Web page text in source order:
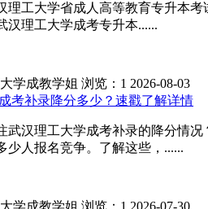
理工大学省成人高等教育专升本
汉理工大学成考专升本......
学成教学姐 浏览：1 2026-08-03
考补录降分多少？速戳了解详情
武汉理工大学成考补录的降分情
少人报名竞争。了解这些，......